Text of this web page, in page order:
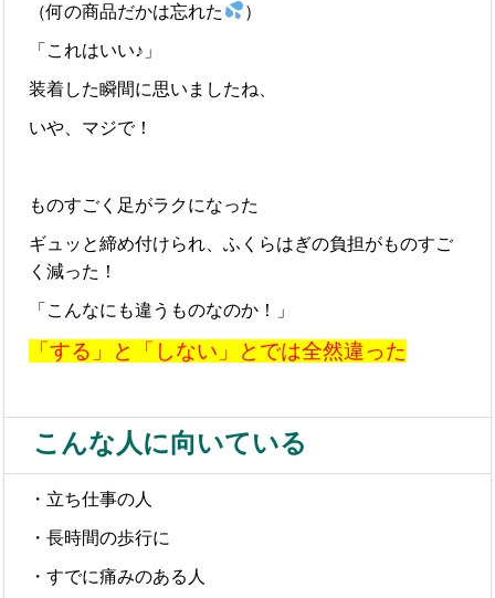
（何の商品だかは忘れた
）
「これはいい♪」
装着した瞬間に思いましたね、
いや、マジで！
ものすごく足がラクになった
ギュッと締め付けられ、ふくらはぎの負担がものすご
く減った！
「こんなにも違うものなのか！」
「する」と「しない」とでは全然違った
こんな人に向いている
・立ち仕事の人
・長時間の歩行に
・すでに痛みのある人